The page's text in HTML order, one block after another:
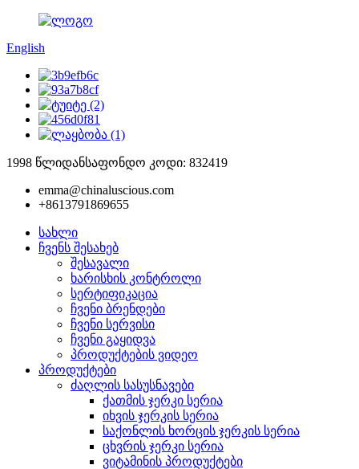
English
1998 წლიდანსაფონდო კოდი: 832419
emma@chinaluscious.com
+8613791869655
სახლი
ჩვენს შესახებ
შესავალი
ხარისხის კონტროლი
სერტიფიკაცია
ჩვენი ბრენდები
ჩვენი სერვისი
ჩვენი გაყიდვა
პროდუქტების ვიდეო
პროდუქტები
ძაღლის სასუსნავები
ქათმის ჯერკი სერია
იხვის ჯერკის სერია
საქონლის ხორცის ჯერკის სერია
ცხვრის ჯერკი სერია
ვიტამინის პროდუქტები